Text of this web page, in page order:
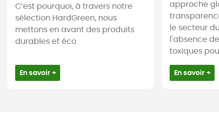
C’est pourquoi, à travers notre
sélection HardGreen, nous
mettons en avant des produits
durables et éco
En savoir +
approche
le secteur
l'absence
toxiques
En savoir +